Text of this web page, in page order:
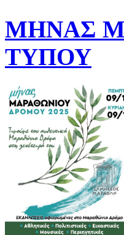
ΜΗΝΑΣ
ΤΥΠΟΥ